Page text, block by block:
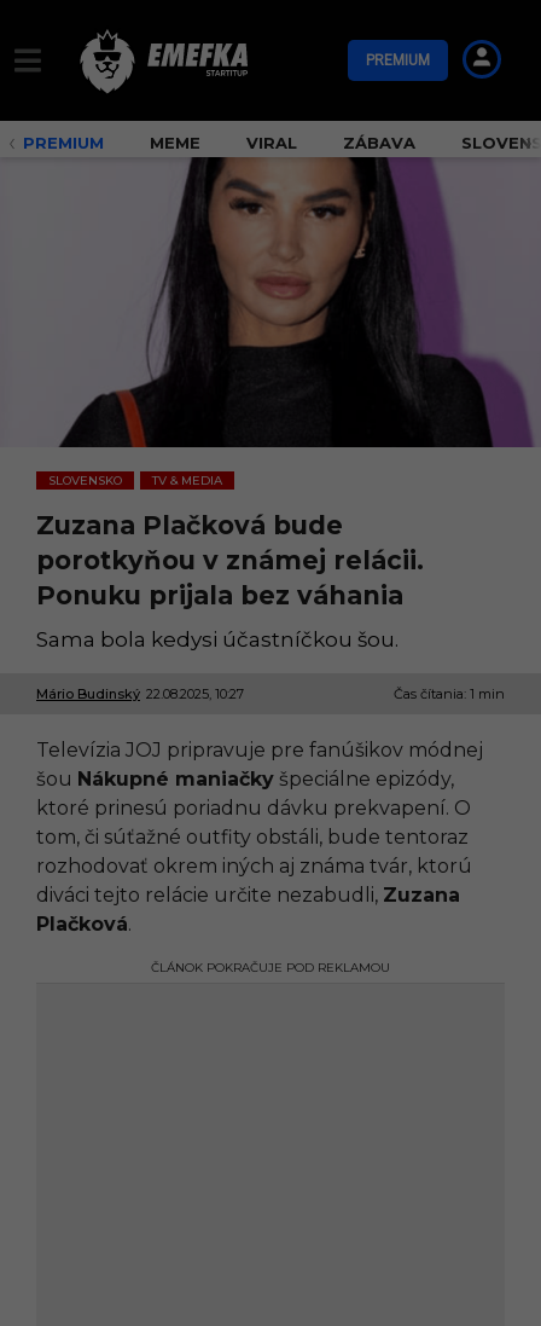
PREMIUM
PREMIUM MEME VIRAL ZÁBAVA
SLOVENSKO
,
TV & MEDIA
Zuzana Plačková bude
porotkyňou v známej relácii.
Ponuku prijala bez váhania
Sama bola kedysi účastníčkou šou.
Mário Budinský 22.08.2025, 10:27
2
0
8
.
2
0
2
5
,
1
5
Čas čítania: 1 min
Televízia JOJ pripravuje pre fanúšikov módnej
šou Nákupné maniačky špeciálne epizódy,
ktoré prinesú poriadnu dávku prekvapení. O
tom, či súťažné outfity obstáli, bude tentoraz
rozhodovať okrem iných aj známa tvár, ktorú
diváci tejto relácie určite nezabudli, Zuzana
Plačková.
ČLÁNOK POKRAČUJE POD REKLAMOU